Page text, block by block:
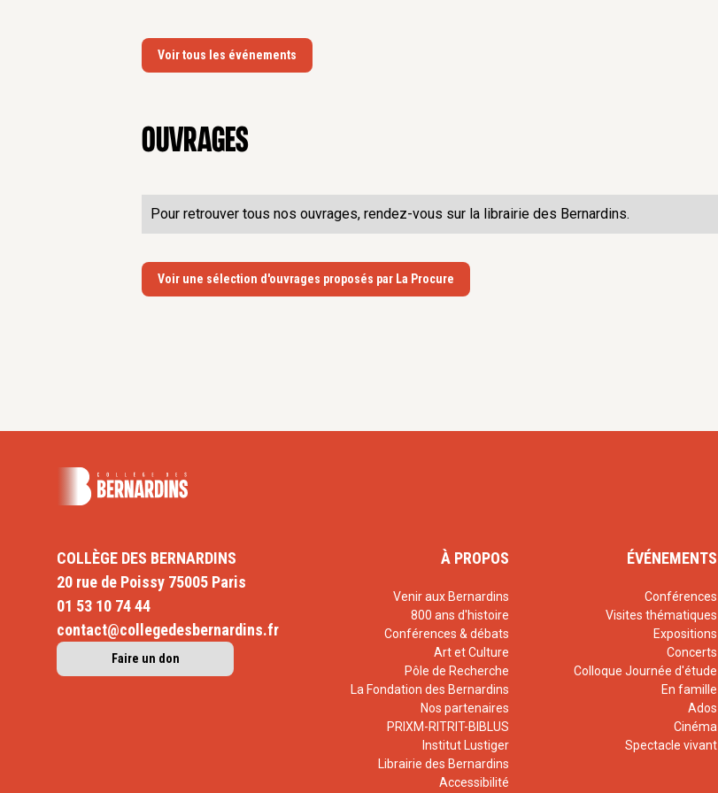
Voir tous les événements
Ouvrages
Pour retrouver tous nos ouvrages, rendez-vous sur la librairie des Bernardins.
Voir une sélection d'ouvrages proposés par La Procure
COLLÈGE DES BERNARDINS
20 rue de Poissy 75005 Paris
01 53 10 74 44
contact@collegedesbernardins.fr
Faire un don
À PROPOS
Venir aux Bernardins
800 ans d'histoire
Conférences & débats
Art et Culture
Pôle de Recherche
La Fondation des Bernardins
Nos partenaires
PRIXM-RITRIT-BIBLUS
Institut Lustiger
Librairie des Bernardins
Accessibilité
ÉVÉNEMENTS
Conférences
Visites thématiques
Expositions
Concerts
Colloque Journée d'étude
En famille
Ados
Cinéma
Spectacle vivant